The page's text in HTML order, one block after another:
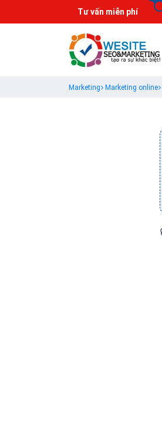
Tư vấn miễn phí
Marketing Marketing online